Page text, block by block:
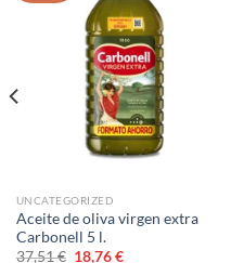
UNCATEGORIZED
Aceite de oliva virgen extra
Carbonell 5 l.
37,51€ El
18,76€El